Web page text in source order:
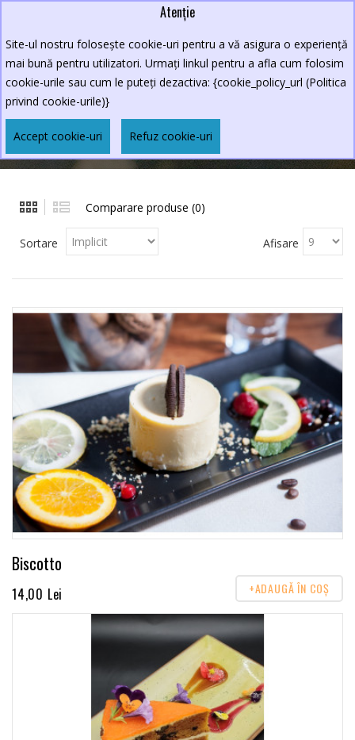
Atenție
Site-ul nostru folosește cookie-uri pentru a vă asigura o experiență
mai bună pentru utilizatori. Urmați linkul pentru a afla cum folosim
cookie-urile sau cum le puteți dezactiva: {cookie_policy_url (Politica
privind cookie-urile)}
Accept cookie-uri Refuz cookie-uri
0264.590213
New Croco
LA CASA PANE DOLCE
Comparare produse (0)
Sortare Afisare
Biscotto
14,00 Lei +ADAUGĂ ÎN COŞ